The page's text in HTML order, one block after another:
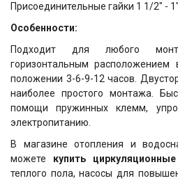
Присоединительные гайки 1 1/2" -
Особенности:
Подходит для любого
горизонтальным
положении 3-6-9-12 часов.
наиболее простого монтажа.
помощи пружинных клемм,
электропитанию.
В магазине отопления и
можете купить
теплого пола, насосы для